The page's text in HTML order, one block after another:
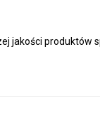
jakości produktów